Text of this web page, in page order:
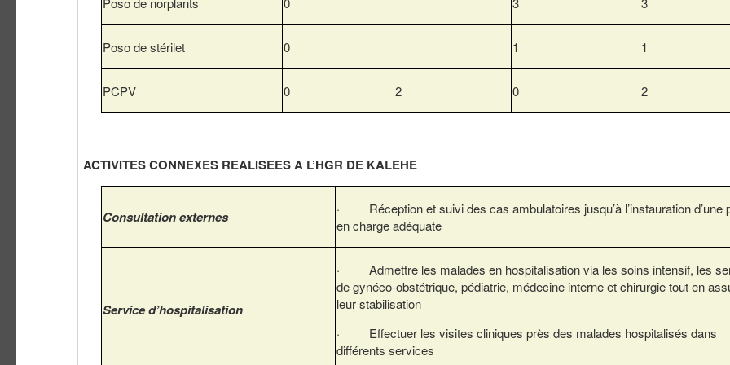
Poso de stérilet 0 1 1
PCPV 0 2 0 2
ACTIVITES CONNEXES REALISEES A L’HGR DE KALEHE
Consultation externes
· Réception et suivi des cas ambulatoires jusqu’à l’instauration d’une
en charge adéquate
Service d’hospitalisation
· Admettre les malades en hospitalisation via les soins intensif, les
de gynéco-obstétrique, pédiatrie, médecine interne et chirurgie tout en
leur stabilisation
· Effectuer les visites cliniques près des malades hospitalisés dans
différents services